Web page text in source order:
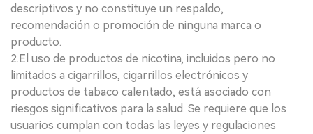
descriptivos y no constituye un respaldo,
recomendación o promoción de ninguna marca o
producto.
2.El uso de productos de nicotina, incluidos pero no
limitados a cigarrillos, cigarrillos electrónicos y
productos de tabaco calentado, está asociado con
riesgos significativos para la salud. Se requiere que los
usuarios cumplan con todas las leyes y regulaciones